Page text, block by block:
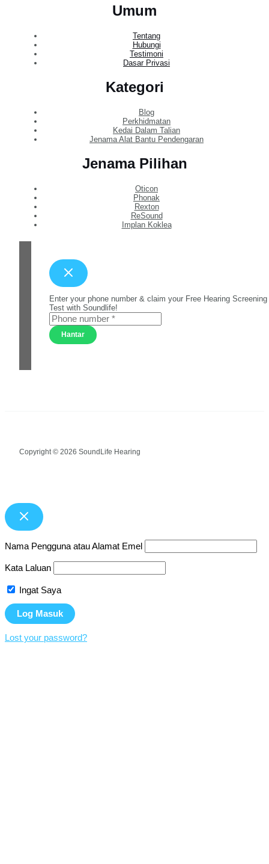
Umum
Tentang
Hubungi
Testimoni
Dasar Privasi
Kategori
Blog
Perkhidmatan
Kedai Dalam Talian
Jenama Alat Bantu Pendengaran
Jenama Pilihan
Oticon
Phonak
Rexton
ReSound
Implan Koklea
Enter your phone number & claim your Free Hearing Screening
Test with Soundlife!
Hantar
Copyright © 2026 SoundLife Hearing
Nama Pengguna atau Alamat Emel
Kata Laluan
Ingat Saya
Lost your password?